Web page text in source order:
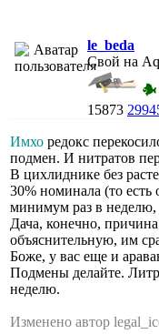
le_beda
Свой на
15873
Имхо редокс
подмен. И нитратов
В цихлиднике без
30% номинала (то есть
минимум раз в
Дача, конечно,
объяснительную, им
Боже, у вас еще и
Подмены делайте.
неделю.
Изменено автор